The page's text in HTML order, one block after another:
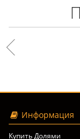
Информация
Купить Долями